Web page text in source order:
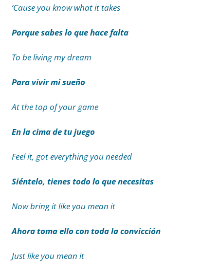
‘Cause you know what it takes
Porque sabes lo que hace falta
To be living my dream
Para vivir mi sueño
At the top of your game
En la cima de tu juego
Feel it, got everything you needed
Siéntelo, tienes todo lo que necesitas
Now bring it like you mean it
Ahora toma ello con toda la convicción
Just like you mean it